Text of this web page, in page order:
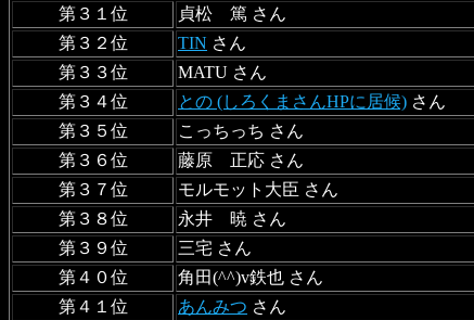
第３１位
貞松 篤 さん
第３２位
TIN さん
第３３位
MATU さん
第３４位
との (しろくまさんHPに居候) さん
第３５位
こっちっち さん
第３６位
藤原 正応 さん
第３７位
モルモット大臣 さん
第３８位
永井 暁 さん
第３９位
三宅 さん
第４０位
角田(^^)v鉄也 さん
第４１位
あんみつ さん